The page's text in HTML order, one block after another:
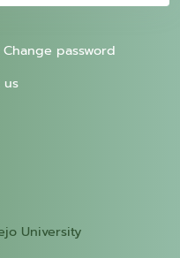
Change password
us
University